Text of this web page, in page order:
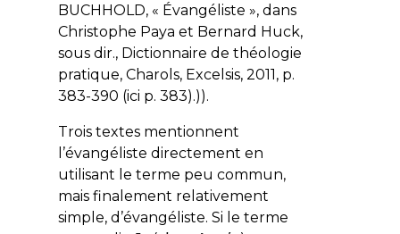
BUCHHOLD, « Évangéliste », dans
Christophe Paya et Bernard Huck,
sous dir., Dictionnaire de théologie
pratique, Charols, Excelsis, 2011, p.
383-390 (ici p. 383).)).
Trois textes mentionnent
l’évangéliste directement en
utilisant le terme peu commun,
mais finalement relativement
simple, d’évangéliste. Si le terme